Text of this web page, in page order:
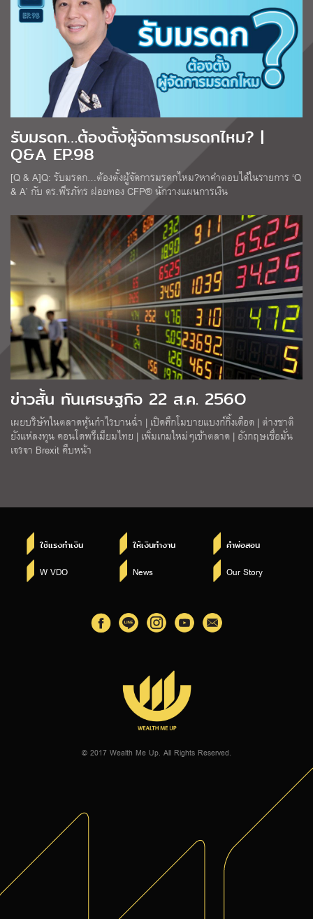
รับมรดก…ต้องตั้งผู้จัดการมรดกไหม? |
Q&A EP.98
[Q & A]Q: รับมรดก…ต้องตั้งผู้จัดการมรดกไหม?หาคำตอบได้ในรายการ ‘Q
& A’ กับ ดร.พีรภัทร ฝอยทอง CFP® นักวางแผนการเงิน
ข่าวสั้น ทันเศรษฐกิจ 22 ส.ค. 256O
เผยบริษัทในตลาดหุ้นกำไรบานฉ่ำ | เปิดศึกโมบายแบงก์กิ้งเดือด | ต่างชาติ
ยังแห่ลงทุน คอนโดพรีเมียมไทย | เพิ่มเกมใหม่ๆเข้าตลาด | อังกฤษเชื่อมั่น
เจรจา Brexit คืบหน้า
ใช้แรงทำเงิน ให้เงินทำงาน คำพ่อสอน
W VDO News Our Story
© 2017 Wealth Me Up. All Rights Reserved.